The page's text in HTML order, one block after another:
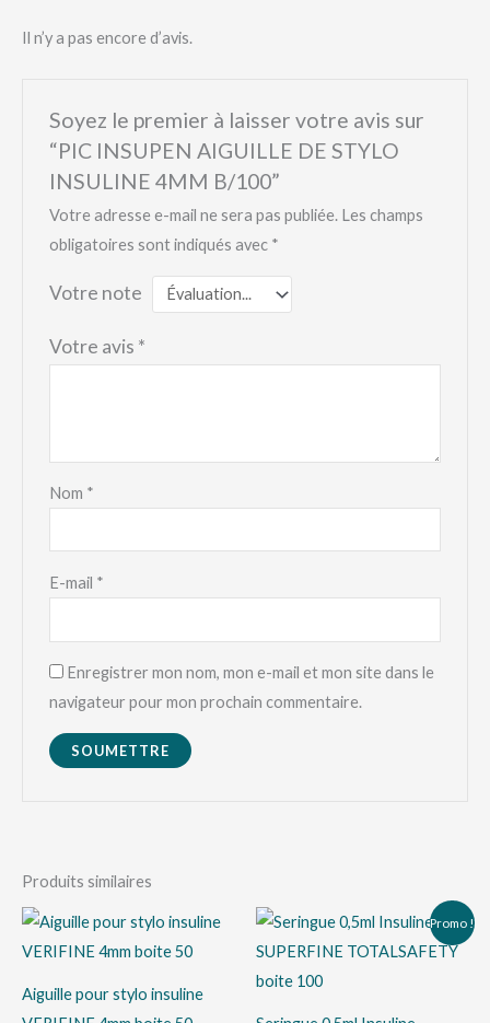
Il n’y a pas encore d’avis.
Soyez le premier à laisser votre avis sur
“PIC INSUPEN AIGUILLE DE STYLO
INSULINE 4MM B/100”
Votre adresse e-mail ne sera pas publiée. Les champs
obligatoires sont indiqués avec *
Votre note
Votre avis *
Nom *
E-mail *
Enregistrer mon nom, mon e-mail et mon site dans le
navigateur pour mon prochain commentaire.
Produits similaires
Aiguille pour stylo insuline
Promo !
Le
prix
initial
Le
prix
actuel